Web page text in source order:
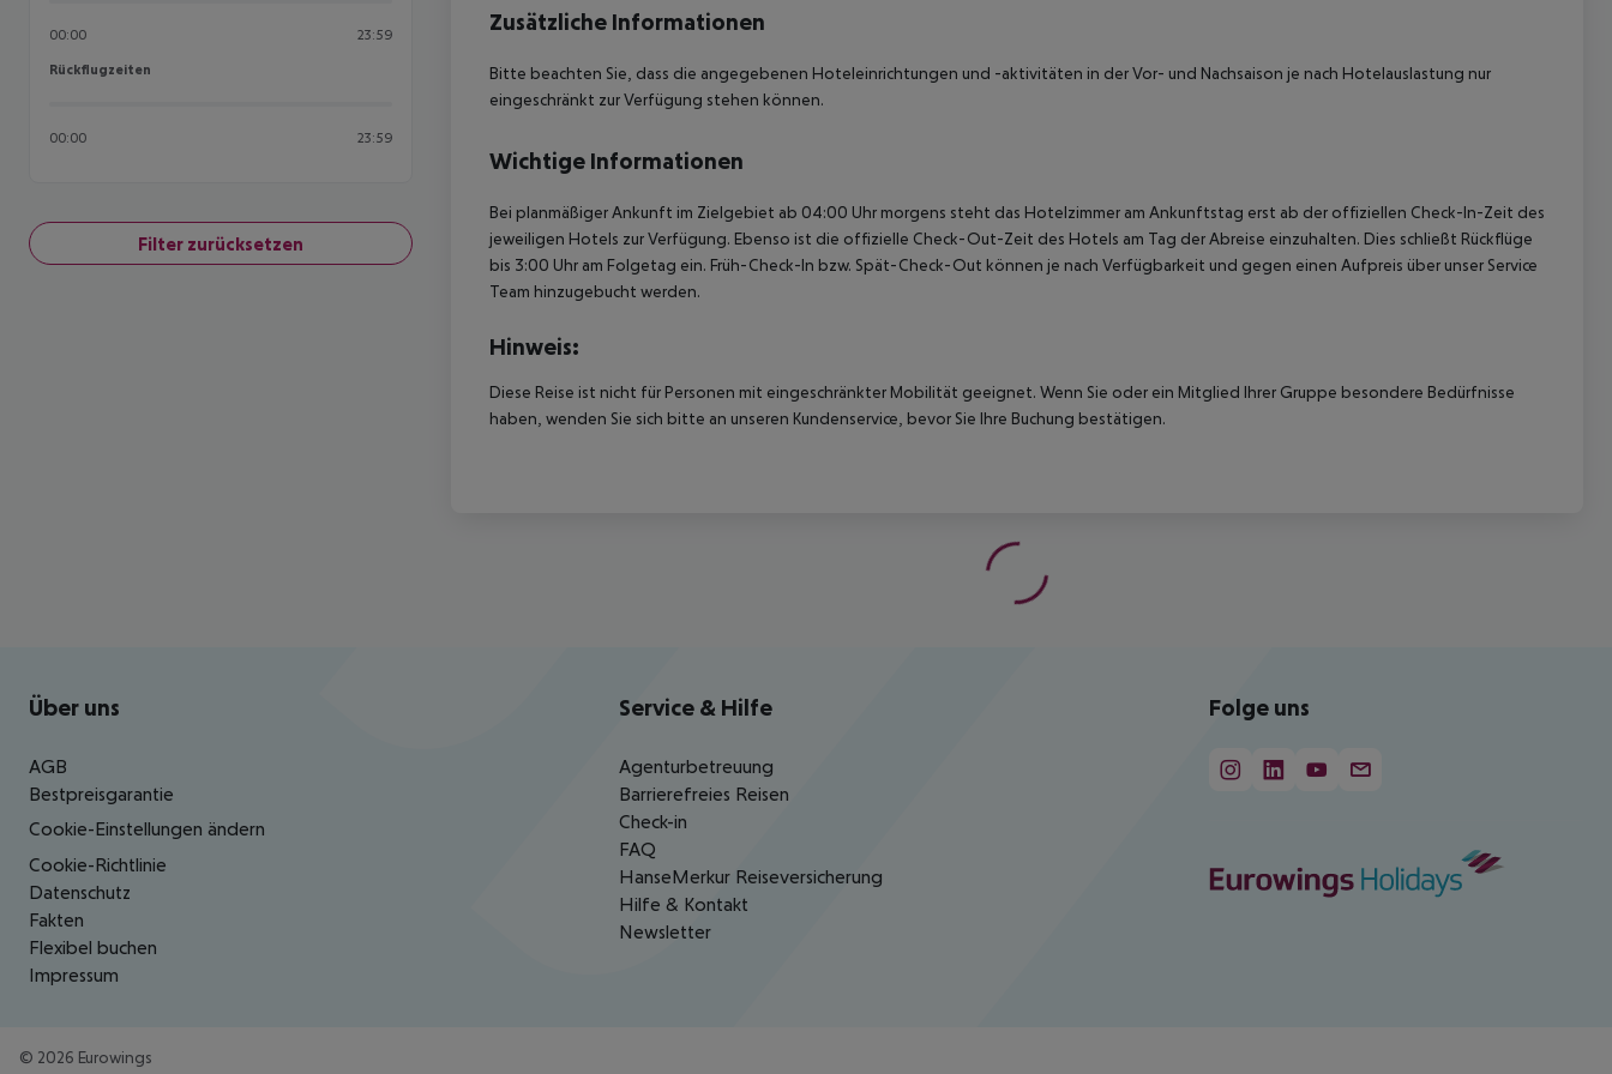
00:00 23:59
Rückflugzeiten
Rückflugzeiten
00:00 23:59
Filter zurücksetzen
Zusätzliche Informationen
Bitte beachten Sie, dass die angegebenen Hoteleinrichtungen und -aktivitäten in der Vor- und Nachsaison je nach Hotelauslastung nur
eingeschränkt zur Verfügung stehen können.
Wichtige Informationen
Bei planmäßiger Ankunft im Zielgebiet ab 04:00 Uhr morgens steht das Hotelzimmer am Ankunftstag erst ab der offiziellen Check-In-Zeit des
jeweiligen Hotels zur Verfügung. Ebenso ist die offizielle Check-Out-Zeit des Hotels am Tag der Abreise einzuhalten. Dies schließt Rückflüge
bis 3:00 Uhr am Folgetag ein. Früh-Check-In bzw. Spät-Check-Out können je nach Verfügbarkeit und gegen einen Aufpreis über unser Service
Team hinzugebucht werden.
Hinweis:
Diese Reise ist nicht für Personen mit eingeschränkter Mobilität geeignet. Wenn Sie oder ein Mitglied Ihrer Gruppe besondere Bedürfnisse
haben, wenden Sie sich bitte an unseren Kundenservice, bevor Sie Ihre Buchung bestätigen.
Footer navigation
Über uns
AGB
Bestpreisgarantie
Cookie-Einstellungen ändern
Cookie-Richtlinie
Datenschutz
Fakten
Flexibel buchen
Impressum
Service & Hilfe
Agenturbetreuung
Barrierefreies Reisen
Check-in
FAQ
HanseMerkur Reiseversicherung
Hilfe & Kontakt
Newsletter
Folge uns
© 2026 Eurowings